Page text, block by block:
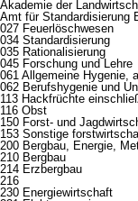
Akademie der
Amt für Standardisierung
027 Feuerlöschwesen
034 Standardisierung
035 Rationalisierung
045 Forschung und Lehre
061 Allgemeine Hygenie,
062 Berufshygenie und
113 Hackfrüchte
116 Obst
150 Forst- und
153 Sonstige
200 Bergbau, Energie,
210 Bergbau
214 Erzbergbau
216
230 Energiewirtschaft